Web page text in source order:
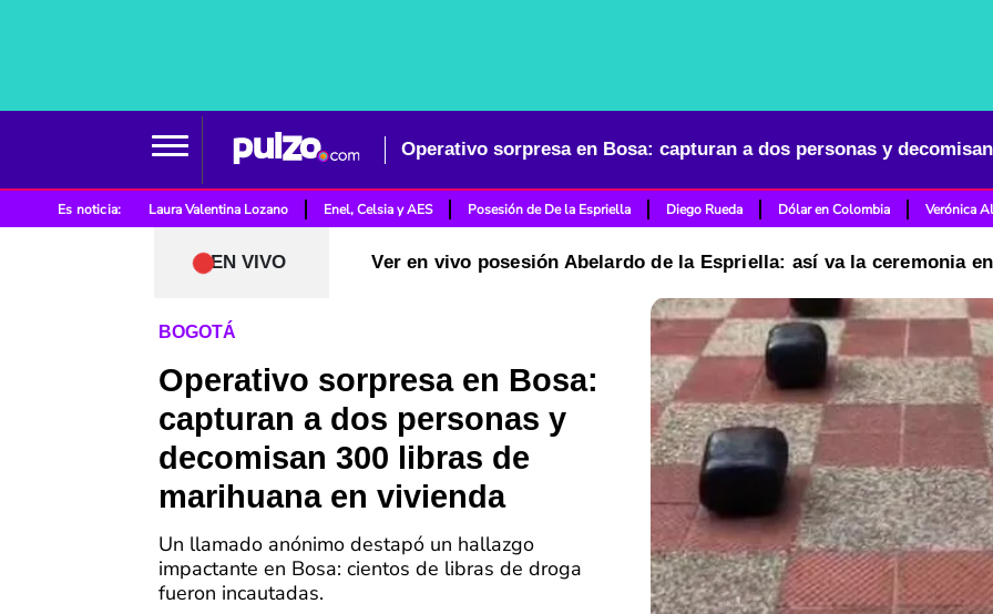
Es noticia: Laura Valentina Lozano Enel, Celsia y AES Posesión de De la Espriella Diego Rueda Dólar en Colombia Verónica
EN VIVO Ver en vivo posesión Abelardo de la Espriella: así va la ceremonia
BOGOTÁ
Operativo sorpresa en Bosa:
capturan a dos personas y
decomisan 300 libras de
marihuana en vivienda
Un llamado anónimo destapó un hallazgo
impactante en Bosa: cientos de libras de droga
fueron incautadas.